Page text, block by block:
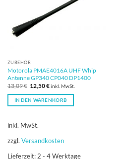
ZUBEHÖR
Motorola PMAE4016A UHF Whip
Antenne GP340 CP040 DP1400
13,09€ Ursprünglicher
Preis
war:
13,09 €
12,50€Aktueller
ist:
12,50 €.
inkl. MwSt.
IN DEN WARENKORB
inkl. MwSt.
zzgl. Versandkosten
Lieferzeit:2 - 4 Werktage